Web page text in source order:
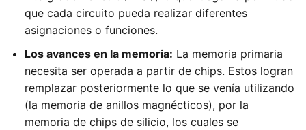
que cada circuito pueda realizar diferentes
asignaciones o funciones.
Los avances en la memoria: La memoria primaria
necesita ser operada a partir de chips. Estos logran
remplazar posteriormente lo que se venía utilizando
(la memoria de anillos magnécticos), por la
memoria de chips de silicio, los cuales se